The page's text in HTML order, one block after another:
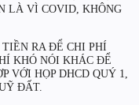
LÀ VÌ COVID, KHÔNG
RA ĐỂ CHI PHÍ
KHÓ NÓI KHÁC ĐỂ
VỚI HỌP DHCD QUÝ 1,
ĐẤT.